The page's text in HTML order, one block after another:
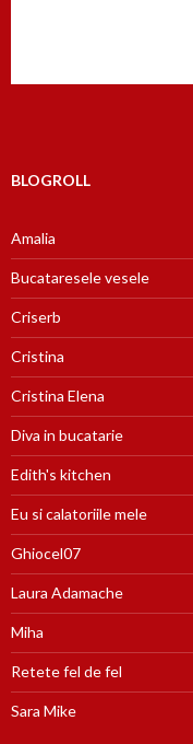
BLOGROLL
Amalia
Bucataresele vesele
Criserb
Cristina
Cristina Elena
Diva in bucatarie
Edith's kitchen
Eu si calatoriile mele
Ghiocel07
Laura Adamache
Miha
Retete fel de fel
Sara Mike